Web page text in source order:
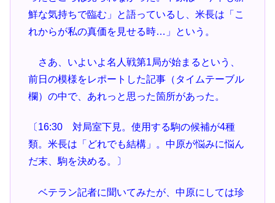
鮮な気持ちで臨む」と語っているし、米長は「こ
れからが私の真価を見せる時…」という。
さあ、いよいよ名人戦第1局が始まるという、
前日の模様をレポートした記事（タイムテーブル
欄）の中で、あれっと思った箇所があった。
〔16:30 対局室下見。使用する駒の候補が4種
類。米長は「どれでも結構」。中原が悩みに悩ん
だ末、駒を決める。〕
ベテラン記者に聞いてみたが、中原にしては珍